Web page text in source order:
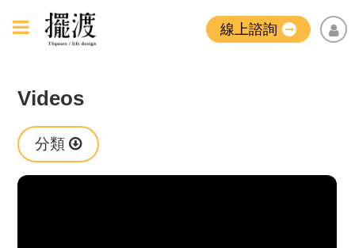
線上諮詢
Videos
分類